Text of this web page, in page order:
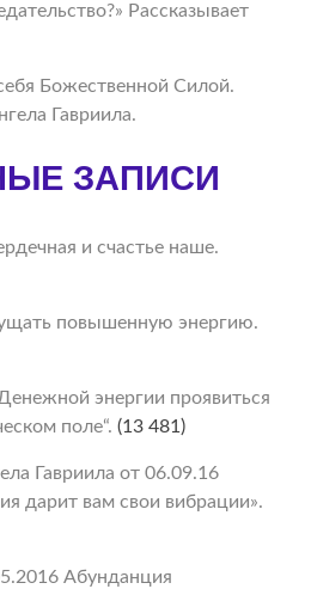
Рассказывает
Божественной Силой.
Гавриила.
ЗАПИСИ
и счастье наше.
повышенную энергию.
энергии проявиться
поле“. (13 481)
Гавриила от 06.09.16
дарит вам свои вибрации».
Абунданция